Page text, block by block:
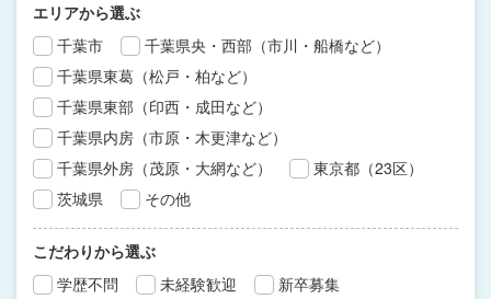
エリアから選ぶ
千葉市
千葉県央・西部（市川・船橋など）
千葉県東葛（松戸・柏など）
千葉県東部（印西・成田など）
千葉県内房（市原・木更津など）
千葉県外房（茂原・大網など）
東京都（23区）
茨城県
その他
こだわりから選ぶ
学歴不問
未経験歓迎
新卒募集